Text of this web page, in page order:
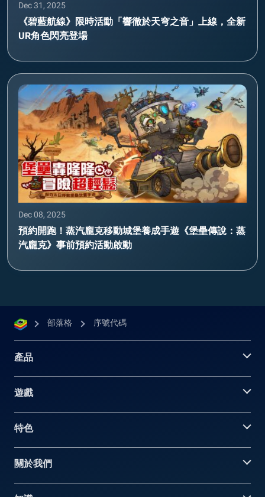
Dec 31, 2025
《碧藍航線》限時活動「響徹於天穹之音」上線，全新
UR角色閃亮登場
Dec 08, 2025
預約開跑！蒸汽龐克移動城堡養成手遊《堡壘傳說：蒸
汽龐克》事前預約活動啟動
部落格 序號代碼
產品
遊戲
特色
關於我們